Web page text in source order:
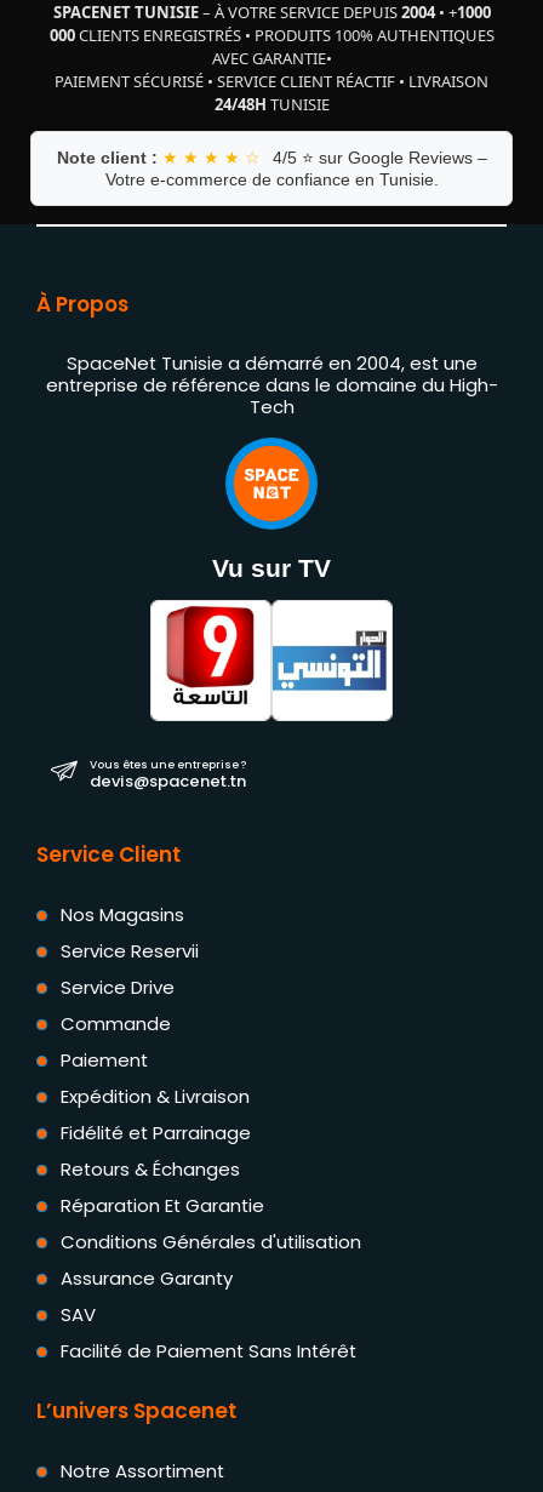
SPACENET TUNISIE– À VOTRE SERVICE DEPUIS2004• +1000
000CLIENTS ENREGISTRÉS• PRODUITS 100% AUTHENTIQUES
AVEC GARANTIE•
PAIEMENT SÉCURISÉ • SERVICE CLIENT RÉACTIF • LIVRAISON
24/48H TUNISIE
Note client : ★ ★ ★ ★ ☆
4/5 ⭐ sur Google Reviews –
Votre e-commerce de confiance en Tunisie.
À Propos
SpaceNet Tunisie a démarré en 2004, est une
entreprise de référence dans le domaine du High-
Tech
Vu sur TV
Vous êtes une entreprise ?
devis@spacenet.tn
Service Client
Nos Magasins
Service Reservii
Service Drive
Commande
Paiement
Expédition & Livraison
Fidélité et Parrainage
Retours & Échanges
Réparation Et Garantie
Conditions Générales d'utilisation
Assurance Garanty
SAV
Facilité de Paiement Sans Intérêt
L’univers Spacenet
Notre Assortiment